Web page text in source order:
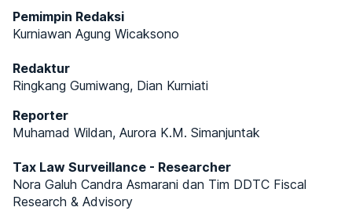
Pemimpin Redaksi
Kurniawan Agung Wicaksono
Redaktur
Ringkang Gumiwang, Dian Kurniati
Reporter
Muhamad Wildan, Aurora K.M. Simanjuntak
Tax Law Surveillance - Researcher
Nora Galuh Candra Asmarani dan Tim DDTC Fiscal
Research & Advisory